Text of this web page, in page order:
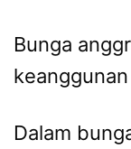
Bunga
Dalam